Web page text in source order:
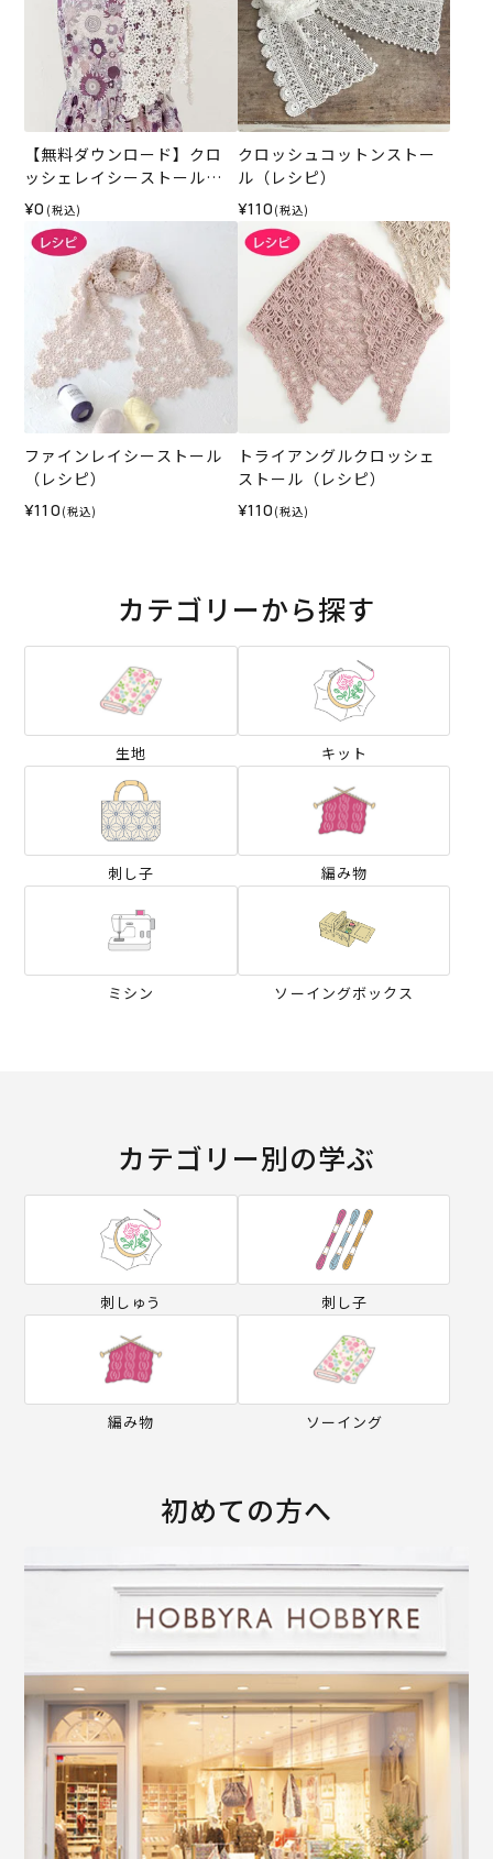
【無料ダウンロード】クロ
ッシェレイシーストール
（レシピ）
¥0 (税込)
クロッシュコットンストー
ル（レシピ）
¥110 (税込)
ファインレイシーストール
（レシピ）
¥110 (税込)
トライアングルクロッシェ
ストール（レシピ）
¥110 (税込)
カテゴリーから探す
生地 キット
刺し子 編み物
ミシン ソーイングボックス
カテゴリー別の学ぶ
刺しゅう 刺し子
編み物 ソーイング
初めての方へ